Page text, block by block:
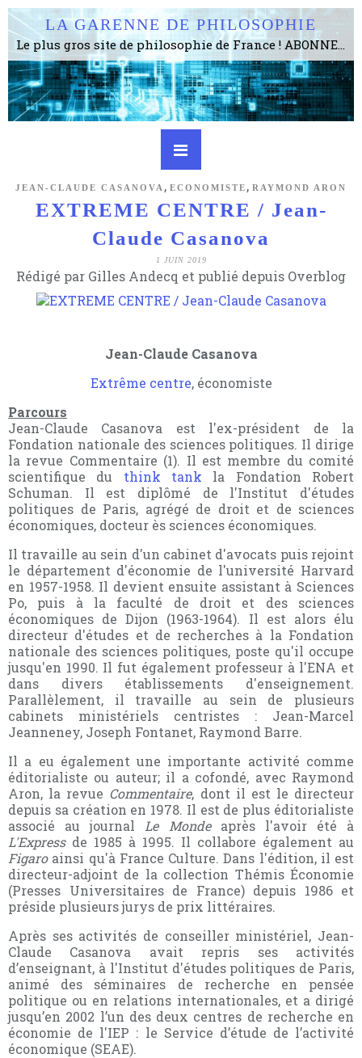
LA GARENNE DE PHILOSOPHIE
Le plus gros site de philosophie de France ! ABONNEZ-VOUS ! 4115 Articles, 1634 abonné·e·s, depuis 2006 . . . . . . . . 2 852 214 pages vues jusqu'à présent. Prestance et être apte à un plus grand nombre de choses.
JEAN-CLAUDE CASANOVA , ECONOMISTE , RAYMOND ARON
EXTREME CENTRE / Jean-
Claude Casanova
1 JUIN 2019
Rédigé par Gilles Andecq et publié depuis Overblog
Jean-Claude Casanova
Extrême centre, économiste
Parcours
Jean-Claude Casanova est l'ex-président de la
Fondation nationale des sciences politiques. Il dirige
la revue Commentaire (1). Il est membre du comité
scientifique du think tank la Fondation Robert
Schuman. Il est diplômé de l'Institut d'études
politiques de Paris, agrégé de droit et de sciences
économiques, docteur ès sciences économiques.
Il travaille au sein d'un cabinet d'avocats puis rejoint
le département d'économie de l'université Harvard
en 1957-1958. Il devient ensuite assistant à Sciences
Po, puis à la faculté de droit et des sciences
économiques de Dijon (1963-1964). Il est alors élu
directeur d'études et de recherches à la Fondation
nationale des sciences politiques, poste qu'il occupe
jusqu'en 1990. Il fut également professeur à l'ENA et
dans divers établissements d'enseignement.
Parallèlement, il travaille au sein de plusieurs
cabinets ministériels centristes : Jean-Marcel
Jeanneney, Joseph Fontanet, Raymond Barre.
Il a eu également une importante activité comme
éditorialiste ou auteur; il a cofondé, avec Raymond
Aron, la revue Commentaire, dont il est le directeur
depuis sa création en 1978. Il est de plus éditorialiste
associé au journal Le Mondeaprès l'avoir été à
L'Expressde 1985 à 1995. Il collabore également au
Figaroainsi qu'à France Culture. Dans l'édition, il est
directeur-adjoint de la collection Thémis Économie
(Presses Universitaires de France) depuis 1986 et
préside plusieurs jurys de prix littéraires.
Après ses activités de conseiller ministériel, Jean-
Claude Casanova avait repris ses activités
d’enseignant, à l'Institut d'études politiques de Paris,
animé des séminaires de recherche en pensée
politique ou en relations internationales, et a dirigé
jusqu’en 2002 l’un des deux centres de recherche en
économie de l'IEP : le Service d’étude de l’activité
économique (SEAE).